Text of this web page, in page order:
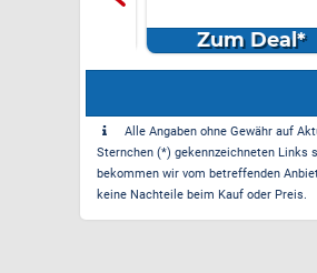
Zum Deal*
Alle Angaben ohne Gewähr auf
Sternchen (*) gekennzeichneten Links
bekommen wir vom betreffenden
keine Nachteile beim Kauf oder Preis.